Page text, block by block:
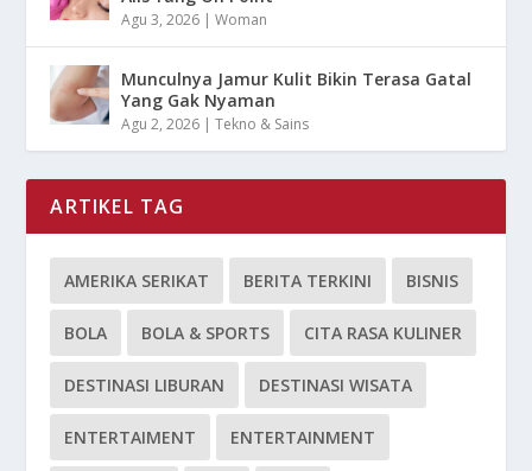
Agu 3, 2026 |Woman
Munculnya Jamur Kulit Bikin Terasa Gatal
Yang Gak Nyaman
Agu 2, 2026 |Tekno & Sains
ARTIKEL TAG
AMERIKA SERIKAT BERITA TERKINI BISNIS
BOLA BOLA & SPORTS CITA RASA KULINER
DESTINASI LIBURAN DESTINASI WISATA
ENTERTAIMENT ENTERTAINMENT